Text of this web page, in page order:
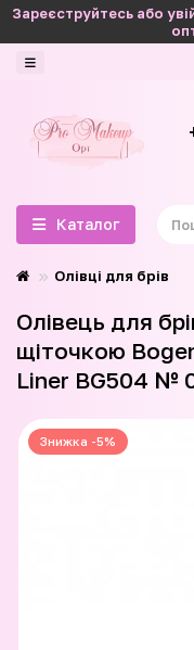
Зареєструйтесь або
Каталог
Олівці для брів
Олівець для
щіточкою
Liner BG504 №
Знижка -5%